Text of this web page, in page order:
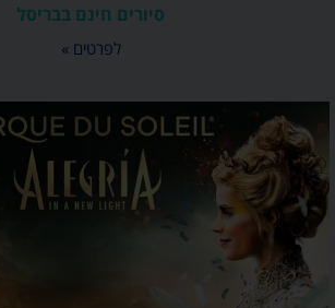
סיורים חינם בבריסל
לפרטים »